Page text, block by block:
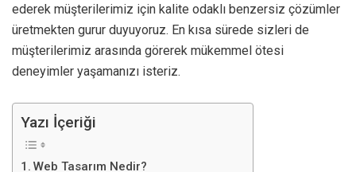
ederek müşterilerimiz için kalite odaklı benzersiz çözümler
üretmekten gurur duyuyoruz. En kısa sürede sizleri de
müşterilerimiz arasında görerek mükemmel ötesi
deneyimler yaşamanızı isteriz.
Yazı İçeriği
Web Tasarım Nedir?